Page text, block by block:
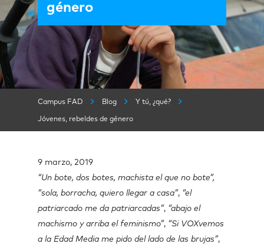
género
Campus FAD Blog Y tú, ¿qué?
Jóvenes, rebeldes de género
9 marzo, 2019
“Un bote, dos botes, machista el que no bote”,
“sola, borracha, quiero llegar a casa”, “el
patriarcado me da patriarcadas”, “abajo el
machismo y arriba el feminismo”, “Si VOXvemos
a la Edad Media me pido del lado de las brujas”,